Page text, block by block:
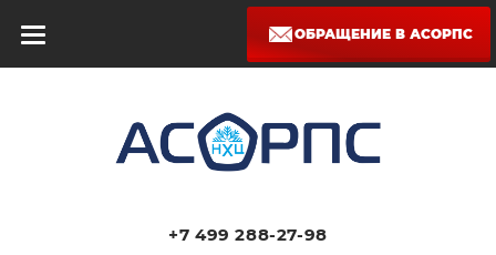
ОБРАЩЕНИЕ В АСОРПС
+7 499 288-27-98